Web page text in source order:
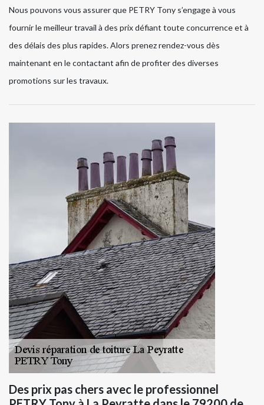
Nous pouvons vous assurer que PETRY Tony s’engage à vous
fournir le meilleur travail à des prix défiant toute concurrence et à
des délais des plus rapides. Alors prenez rendez-vous dès
maintenant en le contactant afin de profiter des diverses
promotions sur les travaux.
Des prix pas chers avec le professionnel